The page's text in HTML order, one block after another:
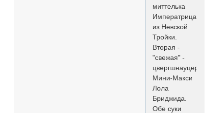
миттелька
Императрица
из Невской
Тройки.
Вторая -
"свежая" -
цвергшнауцер
Мини-Макси
Лола
Бриджида.
Обе суки